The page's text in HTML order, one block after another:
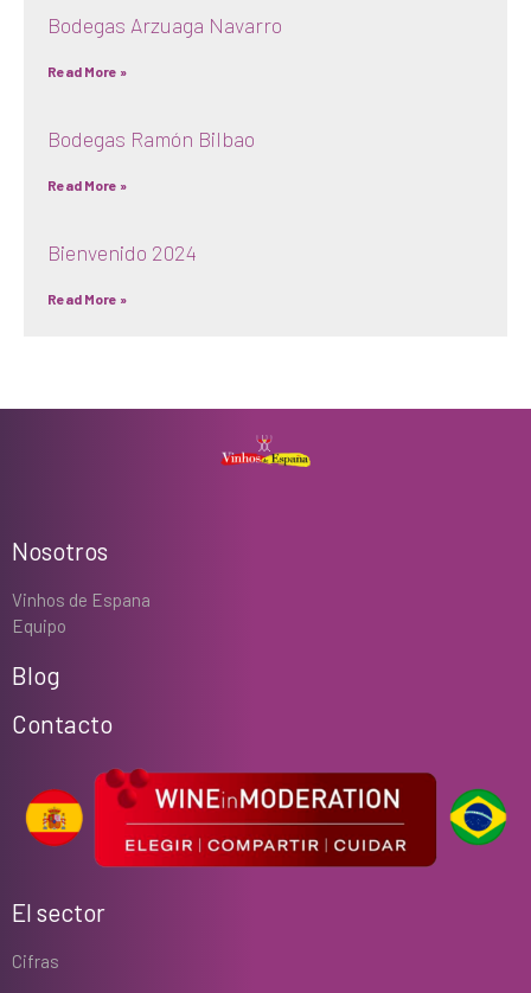
Bodegas Arzuaga Navarro
Read More »
Bodegas Ramón Bilbao
Read More »
Bienvenido 2024
Read More »
Nosotros
Vinhos de Espana
Equipo
Blog
Contacto
El sector
Cifras